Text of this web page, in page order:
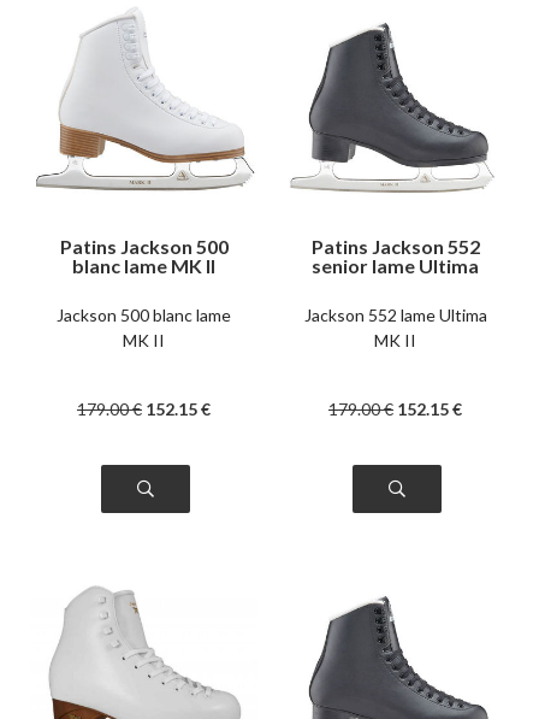
Patins Jackson 500
blanc lame MK II
Jackson 500 blanc lame
MK II
179.00€ 152.15€
Patins Jackson 552
senior lame Ultima
Jackson 552 lame Ultima
MK II
179.00€ 152.15€